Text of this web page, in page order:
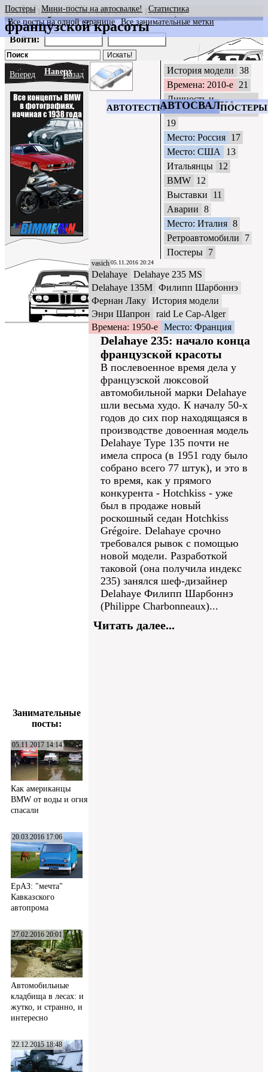
CrazyWheels
АВТОТЕСТЫАВТОСВАЛКАПОСТЕРЫ
Постеры Мини-посты на автосвалке!
Статистика
Все посты на одной странице
Все занимательные метки
Войти:
Вперед НаверхНазад
Занимательные
посты:
05.11.2017 14:14
Как американцы
BMW от воды и огня
спасали
20.03.2016 17:06
ЕрАЗ: "мечта"
Кавказского
автопрома
27.02.2016 20:01
Автомобильные
кладбища в лесах: и
жутко, и странно, и
интересно
22.12.2015 18:48
История модели 38
Времена: 2010-е 21
Личность и
автомобиль
19
Место: Россия 17
Место: США
13
Итальянцы 12
BMW 12
Выставки
11
Аварии 8
Место: Италия 8
Ретроавтомобили
7
Постеры 7
vasich05.11.2016 20:24
Delahaye Delahaye 235 MS
Delahaye 135M Филипп Шарбоннэ
Фернан Лаку История модели
Энри Шапрон
raid Le Cap-Alger
Времена: 1950-е Место: Франция
Delahaye 235: начало конца
французской красоты
В послевоенное время дела у
французской люксовой
автомобильной марки Delahaye
шли весьма худо. К началу 50-х
годов до сих пор находящаяся в
производстве довоенная модель
Delahaye Type 135 почти не
имела спроса (в 1951 году было
собрано всего 77 штук), и это в
то время, как у прямого
конкурента - Hotchkiss - уже
был в продаже новый
роскошный седан Hotchkiss
Grégoire. Delahaye срочно
требовался рывок с помощью
новой модели. Разработкой
таковой (она получила индекс
235) занялся шеф-дизайнер
Delahaye Филипп Шарбоннэ
(Philippe Charbonneaux)...
Читать далее...
Delahaye 235: начало конца
французской красоты